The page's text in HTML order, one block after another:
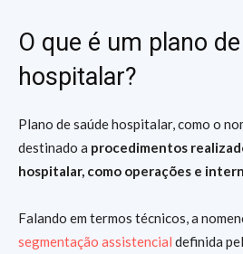
O que é um plano
hospitalar?
Plano de saúde hospitalar, como o
destinado a procedimentos
hospitalar, como operações e
Falando em termos técnicos, a
segmentação assistencial definida